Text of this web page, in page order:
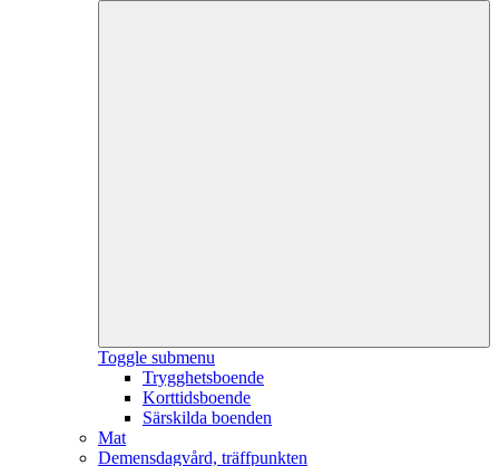
Toggle submenu
Trygghetsboende
Korttidsboende
Särskilda boenden
Mat
Demensdagvård, träffpunkten